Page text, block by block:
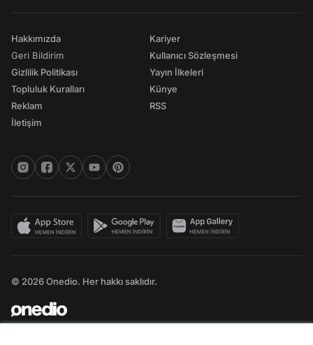
Hakkımızda
Geri Bildirim
Gizlilik Politikası
Topluluk Kuralları
Reklam
İletişim
Kariyer
Kullanıcı Sözleşmesi
Yayın İlkeleri
Künye
RSS
© 2026 Onedio. Her hakkı saklıdır.